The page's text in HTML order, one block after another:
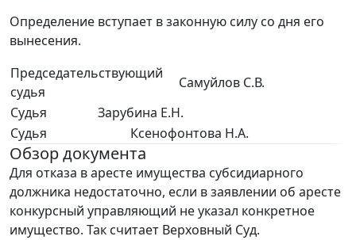
Определение вступает в законную силу со дня его
вынесения.
Председательствующий
судья
Самуйлов С.В.
Судья
Зарубина Е.Н.
Судья
Ксенофонтова Н.А.
Обзор документа
Для отказа в аресте имущества субсидиарного
должника недостаточно, если в заявлении об аресте
конкурсный управляющий не указал конкретное
имущество. Так считает Верховный Суд.